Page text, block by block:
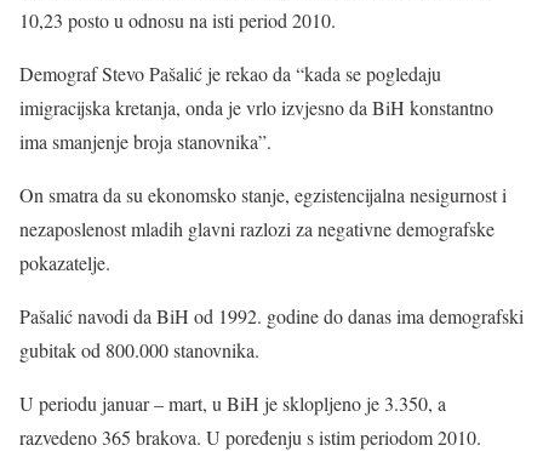
10,23 posto u odnosu na isti period 2010.
Demograf Stevo Pašalić je rekao da “kada se pogledaju
imigracijska kretanja, onda je vrlo izvjesno da BiH konstantno
ima smanjenje broja stanovnika”.
On smatra da su ekonomsko stanje, egzistencijalna nesigurnost i
nezaposlenost mladih glavni razlozi za negativne demografske
pokazatelje.
Pašalić navodi da BiH od 1992. godine do danas ima demografski
gubitak od 800.000 stanovnika.
U periodu januar – mart, u BiH je sklopljeno je 3.350, a
razvedeno 365 brakova. U poređenju s istim periodom 2010.